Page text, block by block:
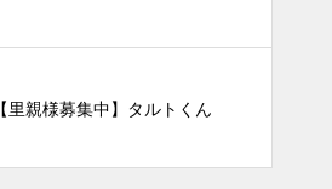
【里親様募集中】タルトくん